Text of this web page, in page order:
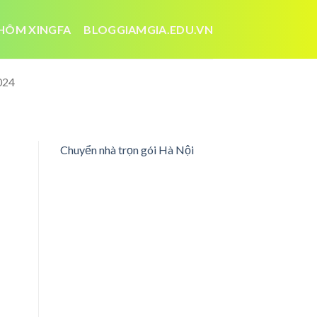
XINGFA BLOGGIAMGIA.EDU.VN
Chuyển nhà trọn gói Hà Nội